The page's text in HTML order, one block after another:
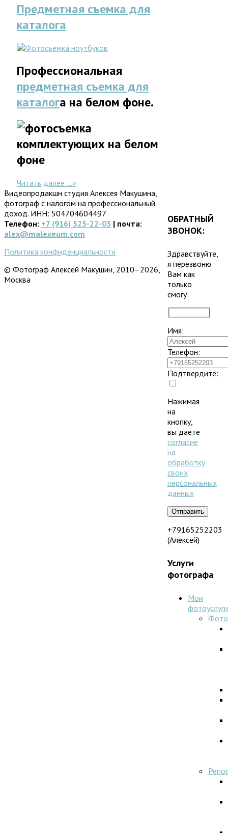
Предметная съемка для
каталога
Профессиональная
предметная съемка для
каталога на белом фоне.
Читать далее ...»
ОБРАТНЫЙ
ЗВОНОК:
Здравствуйте,
я перезвоню
Вам как
только
смогу:
Имя:
Телефон:
Подтвердите:
Нажимая
на
кнопку,
вы даете
согласие
на
обработку
своих
персональных
данных
+79165252203
(Алексей)
Услуги
фотографа
Мои
фотоуслуги
Видеопродакшн студия Алексея Макушина,
фотограф с налогом на профессиональный
доход. ИНН: 504704604497
Телефон: +7 (916) 525-22-03 | почта:
alex@malexeum.com
Политика конфиденциальности
© Фотограф Алексей Макушин, 2010–2026,
Москва